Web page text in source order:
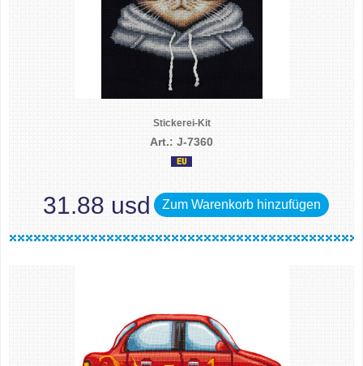
Stickerei-Kit
Art.: J-7360
31.88 usd Zum Warenkorb hinzufügen